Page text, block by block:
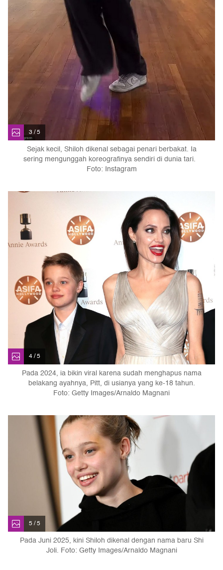
3 / 5
Sejak kecil, Shiloh dikenal sebagai penari berbakat. Ia
sering mengunggah koreografinya sendiri di dunia tari.
Foto: Instagram
4 / 5
Pada 2024, ia bikin viral karena sudah menghapus nama
belakang ayahnya, Pitt, di usianya yang ke-18 tahun.
Foto: Getty Images/Arnaldo Magnani
5 / 5
Pada Juni 2025, kini Shiloh dikenal dengan nama baru Shi
Joli. Foto: Getty Images/Arnaldo Magnani